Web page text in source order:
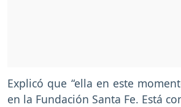
Explicó que “ella en este
en la Fundación Santa Fe. Está